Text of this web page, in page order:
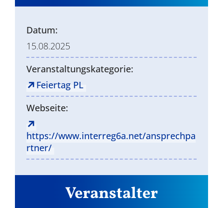
Datum:
15.08.2025
Veranstaltungskategorie:
Feiertag PL
Webseite:
https://www.interreg6a.net/ansprechpa
rtner/
Veranstalter